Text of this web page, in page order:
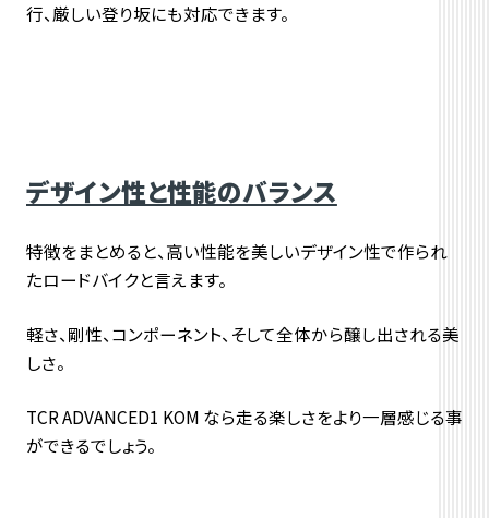
行、厳しい登り坂にも対応できます。
デザイン性と性能のバランス
特徴をまとめると、高い性能を美しいデザイン性で作られ
たロードバイクと言えます。
軽さ、剛性、コンポーネント、そして全体から醸し出される美
しさ。
TCR ADVANCED1 KOM なら走る楽しさをより一層感じる事
ができるでしょう。